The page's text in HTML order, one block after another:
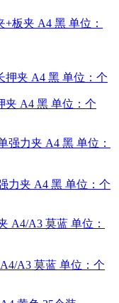
板夹 A4 黑 单位：
夹 A4 黑 单位：个
力夹 A4 黑 单位：个
A3 莫蓝 单位：个